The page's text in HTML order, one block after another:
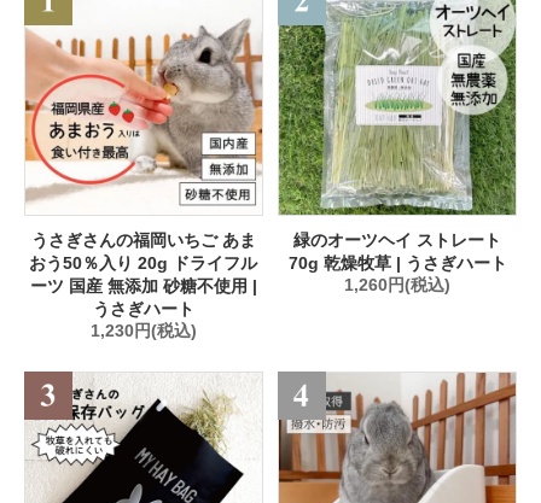
うさぎさんの福岡いちご あま
おう50％入り 20g ドライフル
ーツ 国産 無添加 砂糖不使用 |
うさぎハート
1,230円(税込)
緑のオーツヘイ ストレート
70g 乾燥牧草 | うさぎハート
1,260円(税込)